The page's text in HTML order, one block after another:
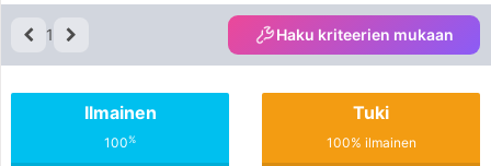
1 Haku kriteerien mukaan
Ilmainen
100%
Tuki
100% ilmainen